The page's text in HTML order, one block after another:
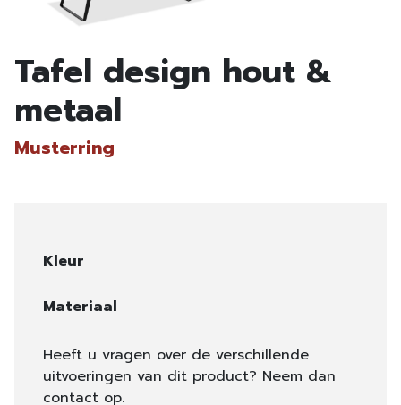
Tafel design hout &
metaal
Musterring
Kleur
Materiaal
Heeft u vragen over de verschillende
uitvoeringen van dit product? Neem dan
contact op.